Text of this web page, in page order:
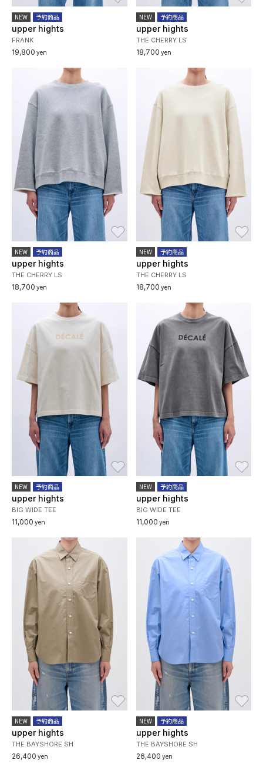
NEW 予約商品
upper hights
FRANK
19,800 yen
NEW 予約商品
upper hights
THE CHERRY LS
18,700 yen
お気に入り
NEW 予約商品
upper hights
THE CHERRY LS
18,700 yen
NEW 予約商品
upper hights
THE CHERRY LS
18,700 yen
お気に入り
NEW 予約商品
upper hights
BIG WIDE TEE
11,000 yen
NEW 予約商品
upper hights
BIG WIDE TEE
11,000 yen
お気に入り
NEW 予約商品
upper hights
THE BAYSHORE SH
26,400 yen
NEW 予約商品
upper hights
THE BAYSHORE SH
26,400 yen